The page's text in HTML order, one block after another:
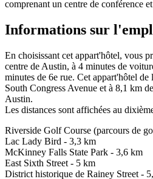
comprenant un centre de conférence
Informations sur
En choisissant cet appart'hôtel, vous
centre de Austin, à 4 minutes de
minutes de 6e rue. Cet appart'hôtel
South Congress Avenue et à 8,1 km
Austin.
Les distances sont affichées au
Riverside Golf Course (parcours de
Lac Lady Bird - 3,3 km
McKinney Falls State Park - 3,6 km
East Sixth Street - 5 km
District historique de Rainey Street -